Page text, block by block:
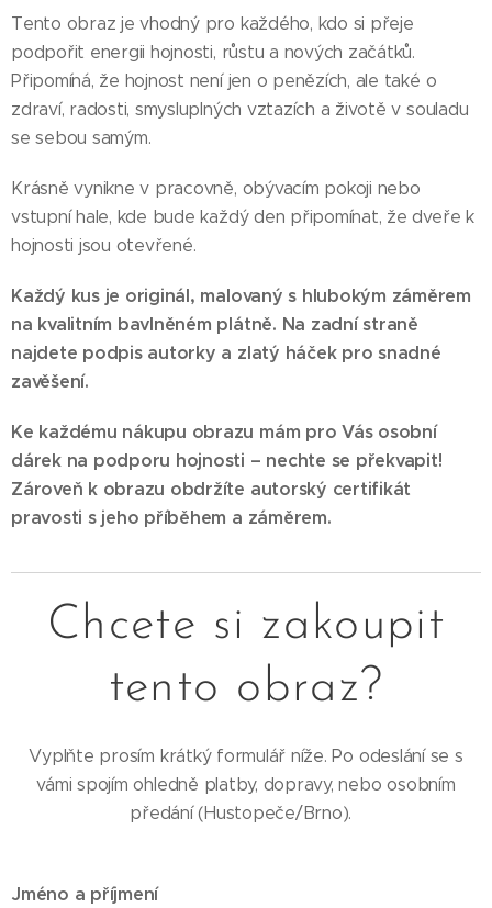
Tento obraz je vhodný pro každého, kdo si přeje
podpořit energii hojnosti, růstu a nových začátků.
Připomíná, že hojnost není jen o penězích, ale také o
zdraví, radosti, smysluplných vztazích a životě v souladu
se sebou samým.
Krásně vynikne v pracovně, obývacím pokoji nebo
vstupní hale, kde bude každý den připomínat, že dveře k
hojnosti jsou otevřené.
Každý kus je originál, malovaný s hlubokým záměrem
na kvalitním bavlněném plátně. Na zadní straně
najdete podpis autorky a zlatý háček pro snadné
zavěšení.
Ke každému nákupu obrazu mám pro Vás osobní
dárek na podporu hojnosti – nechte se překvapit!
Zároveň k obrazu obdržíte autorský certifikát
pravosti s jeho příběhem a záměrem.
Chcete si zakoupit
tento obraz?
Vyplňte prosím krátký formulář níže. Po odeslání se s
vámi spojím ohledně platby, dopravy, nebo osobním
předání (Hustopeče/Brno).
Jméno a příjmení